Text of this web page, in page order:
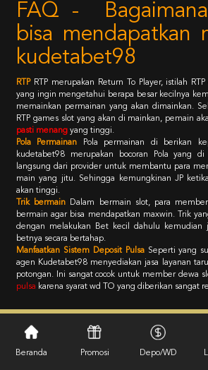
FAQ -
bisa mendapatkan
kudetabet98
RTP RTP merupakan Return To Player, istilah
yang ingin mengetahui berapa besar kecilnya
memainkan permainan yang akan dimainkan.
RTP games slot yang akan di mainkan, pemain
pasti menang yang tinggi.
Pola Permainan
Pola permainan di berikan
kudetabet98 merupakan bocoran Pola yang
langsung dari provider untuk membantu para
main yang jitu. Sehingga kemungkinan JP
akan tinggi.
Trik bermain
Dalam bermain slot, para
bermain agar bisa mendapatkan maxwin. Trik
dengan melakukan Bet kecil dahulu kemudian
betnya secara bertahap.
Manfaatkan Sistem Deposit Pulsa Seperti yang
agen Kudetabet98 menyediakan jasa layanan
potongan. Ini sangat cocok untuk member dewa
pulsa karena syarat wd TO yang diberikan sangat
Kebijaksanaan Platform
Beranda Promosi Depo/WD